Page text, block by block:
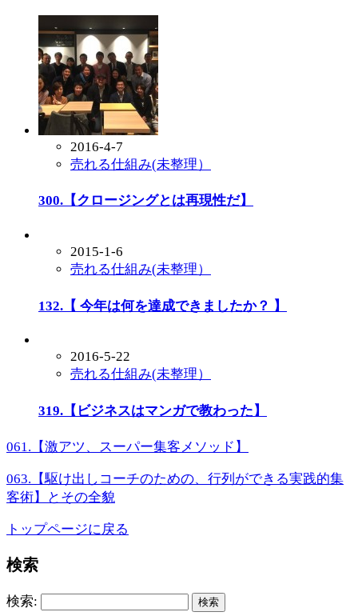
2016-4-7
売れる仕組み(未整理）
300.【クロージングとは再現性だ】
2015-1-6
売れる仕組み(未整理）
132.【 今年は何を達成できましたか？ 】
2016-5-22
売れる仕組み(未整理）
319.【ビジネスはマンガで教わった】
061.【激アツ、スーパー集客メソッド】
063.【駆け出しコーチのための、行列ができる実践的集
客術】とその全貌
トップページに戻る
検索
検索: